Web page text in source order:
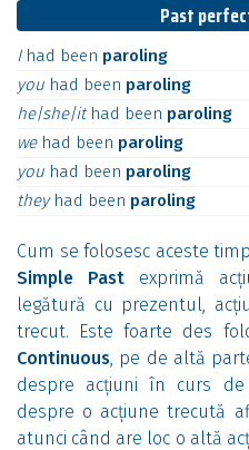
Past
I had been paroling
you had been paroling
he|she|it had been paroling
we had been paroling
you had been paroling
they had been paroling
Cum se folosesc aceste
Simple Pastexprimă
legătură cu prezentul,
trecut. Este foarte des
Continuous, pe de altă
despre acțiuni în curs
despre o acțiune trecută
atunci când are loc o altă